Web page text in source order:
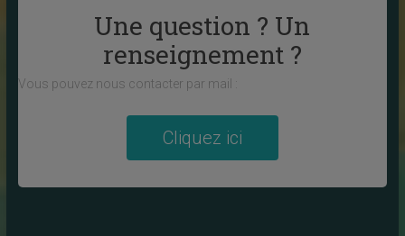
Une question ? Un
renseignement ?
Vous pouvez nous contacter par mail :
Cliquez ici